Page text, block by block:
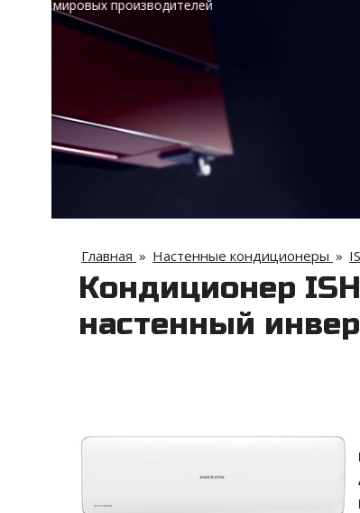
Главная » Настенные кондиционеры »
Кондиционер
настенный